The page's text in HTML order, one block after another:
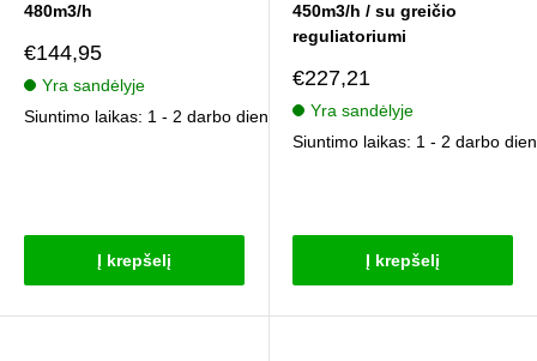
480m3/h
Pardavimo
kaina
€144,95
Yra sandėlyje
Siuntimo laikas: 1 - 2 darbo dienos
Į krepšelį
450m3/h / su greičio
reguliatoriumi
Pardavimo
kaina
€227,21
Yra sandėlyje
Siuntimo laikas: 1 - 2 darbo
Į krepšelį